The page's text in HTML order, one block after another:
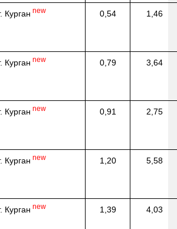
Курган new 0,54 1,46
Курган new 0,79 3,64
Курган new 0,91 2,75
Курган new 1,20 5,58
Курган new 1,39 4,03